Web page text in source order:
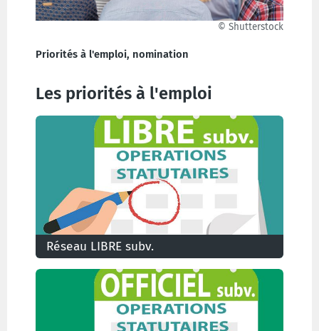
© Shutterstock
Priorités à l'emploi, nomination
Les priorités à l'emploi
Réseau LIBRE subv.
Priorités à l'emploi dans l'enseignement libre
subventionné confessionnel ou non
confessionnel